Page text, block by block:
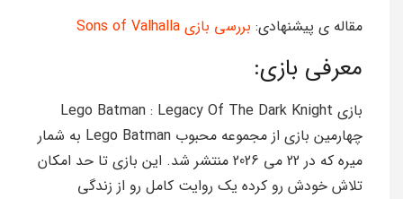
مقاله ی پیشنهادی: بررسی بازی Sons of Valhalla
معرفی بازی:
بازی Lego Batman : Legacy Of The Dark Knight
چهارمین بازی از مجموعه محبوب Lego Batman به شمار
میره که در 22 می 2026 منتشر شد. این بازی تا حد امکان
تلاش خودش رو کرده یک روایت کامل رو از زندگی